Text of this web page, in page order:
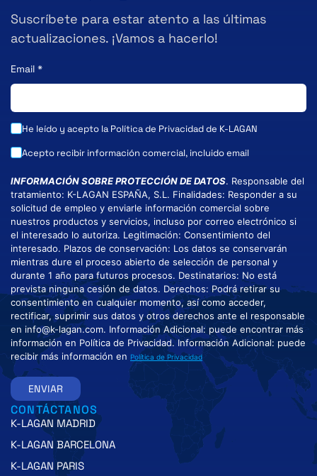
Suscríbete para estar atento a las últimas
actualizaciones. ¡Vamos a hacerlo!
Email *
He leído y acepto laPolítica de Privacidadde K-LAGAN
Acepto recibir información comercial, incluido email
INFORMACIÓN SOBRE PROTECCIÓN DE DATOS. Responsable del
tratamiento: K-LAGAN ESPAÑA, S.L. Finalidades: Responder a su
solicitud de empleo y enviarle información comercial sobre
nuestros productos y servicios, incluso por correo electrónico si
el interesado lo autoriza. Legitimación: Consentimiento del
interesado. Plazos de conservación: Los datos se conservarán
mientras dure el proceso abierto de selección de personal y
durante 1 año para futuros procesos. Destinatarios: No está
prevista ninguna cesión de datos. Derechos: Podrá retirar su
consentimiento en cualquier momento, así como acceder,
rectificar, suprimir sus datos y otros derechos ante el responsable
en info@k-lagan.com. Información Adicional: puede encontrar más
información en Política de Privacidad. Información Adicional: puede
recibir más información en Política de Privacidad
ENVIAR
CONTÁCTANOS
K-LAGAN MADRID
K-LAGAN BARCELONA
K-LAGAN PARIS